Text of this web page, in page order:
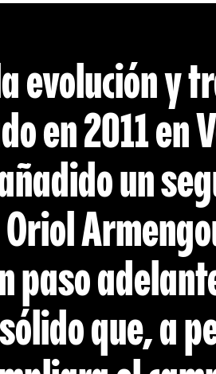
evolución y
en 2011 en
un
paso
que, a